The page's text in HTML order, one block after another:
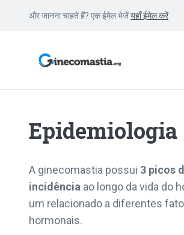
और जानना चाहते हैं? एक ईमेल भेजेंयहाँ ईमेल करें
Epidemiologia
A ginecomastia possui 3 picos
incidência ao longo da vida do
um relacionado a diferentes
hormonais.